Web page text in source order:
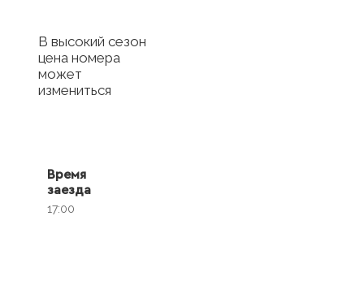
В высокий сезон
цена номера
может
измениться
Время
заезда
17:00